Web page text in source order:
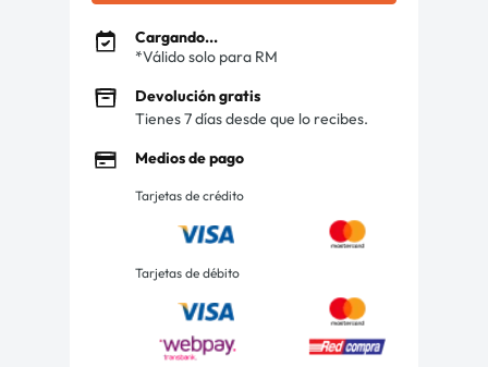
Cargando...
*Válido solo para RM
Devolución gratis
Tienes 7 días desde que lo recibes.
Medios de pago
Tarjetas de crédito
Tarjetas de débito